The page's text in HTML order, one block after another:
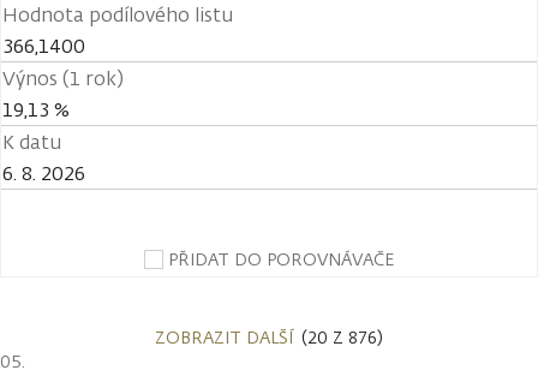
Hodnota podílového listu
366,1400
Výnos (1 rok)
19,13 %
K datu
6. 8. 2026
PŘIDAT DO POROVNÁVAČE
ZOBRAZIT DALŠÍ (20 Z 876)